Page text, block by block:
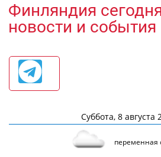
Финляндия
новости и события
Суббота, 8 августа
переменная